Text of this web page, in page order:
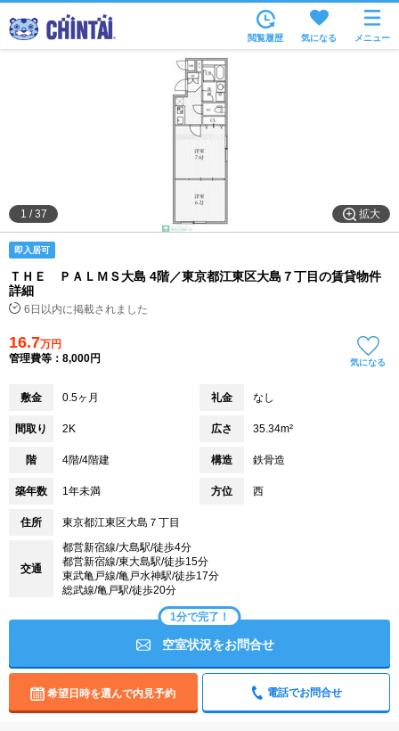
沿線・駅から
住所から
家賃相場から
通勤通学時間から
不動産会社から
閲覧履歴 気になる メニュー
拡大
1 /37
即入居可
ＴＨＥ ＰＡＬＭＳ大島 4階／東京都江東区大島７丁目の賃貸物件
詳細
6日以内に掲載されました
16.7万円
管理費等：8,000円
気になる
敷金 0.5ヶ月 礼金 なし
間取り 2K 広さ 35.34m²
階 4階/4階建 構造 鉄骨造
築年数 1年未満 方位 西
住所 東京都江東区大島７丁目
交通
都営新宿線/大島駅/徒歩4分
都営新宿線/東大島駅/徒歩15分
東武亀戸線/亀戸水神駅/徒歩17分
総武線/亀戸駅/徒歩20分
1分で完了！
空室状況をお問合せ
希望日時を選んで内見予約 電話でお問合せ